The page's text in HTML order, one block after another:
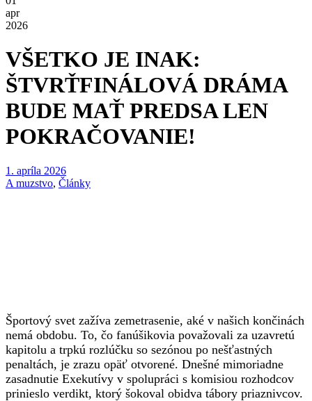
apr
2026
VŠETKO JE INAK:
ŠTVRŤFINÁLOVÁ DRÁMA
BUDE MAŤ PREDSA LEN
POKRAČOVANIE!
1. apríla 2026
A muzstvo, Články
Športový svet zažíva zemetrasenie, aké v našich končinách
nemá obdobu. To, čo fanúšikovia považovali za uzavretú
kapitolu a trpkú rozlúčku so sezónou po nešťastných
penaltách, je zrazu opäť otvorené. Dnešné mimoriadne
zasadnutie Exekutívy v spolupráci s komisiou rozhodcov
prinieslo verdikt, ktorý šokoval obidva tábory priaznivcov.